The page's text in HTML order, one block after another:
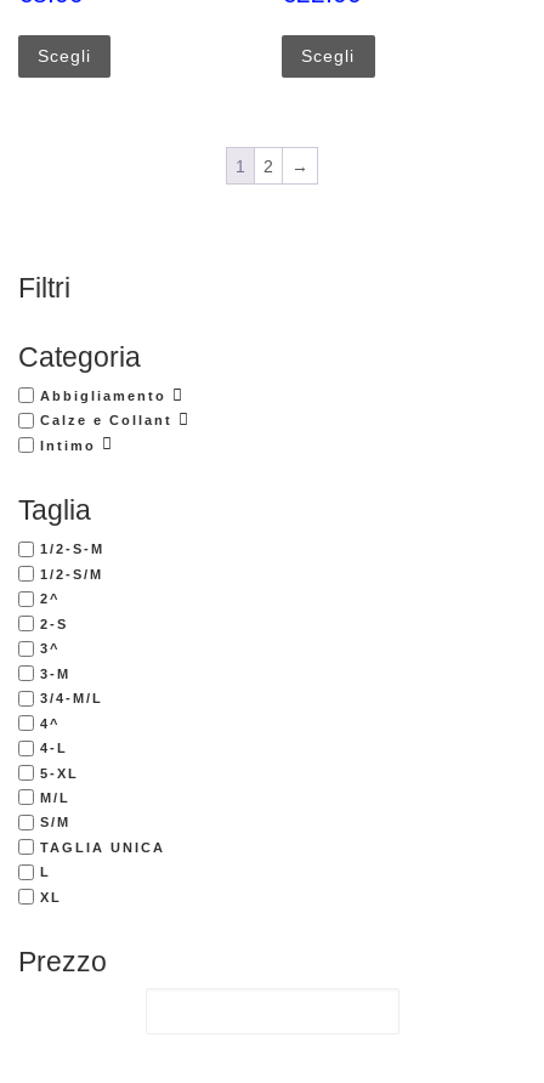
Scegli Scegli
1 2 →
Filtri
Categoria
Abbigliamento
Calze e Collant
Intimo
Taglia
1/2-S-M
1/2-S/M
2^
2-S
3^
3-M
3/4-M/L
4^
4-L
5-XL
M/L
S/M
TAGLIA UNICA
L
XL
Prezzo